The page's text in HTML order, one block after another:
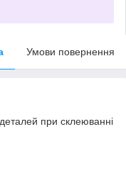
Умови повернення
при склеюванні